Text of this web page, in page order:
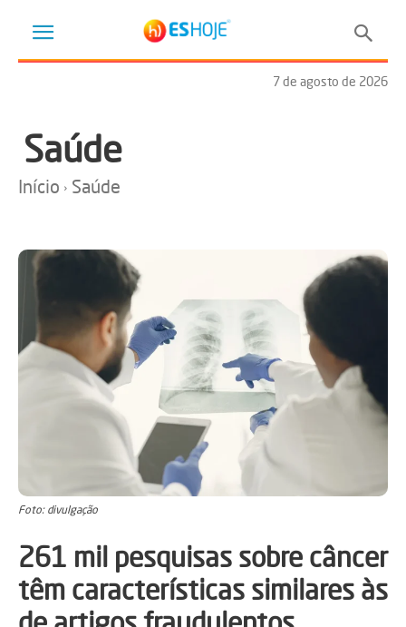
7 de agosto de 2026
Saúde
Início Saúde
Foto: divulgação
261 mil pesquisas sobre câncer
têm características similares às